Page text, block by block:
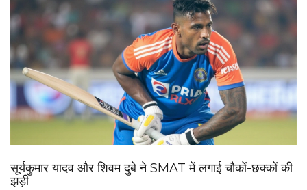
सूर्यकुमार यादव और शिवम दुबे ने SMAT में लगाई चौकों-छक्कों की
झड़ी